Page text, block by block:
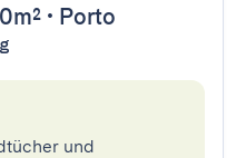
• Porto
und